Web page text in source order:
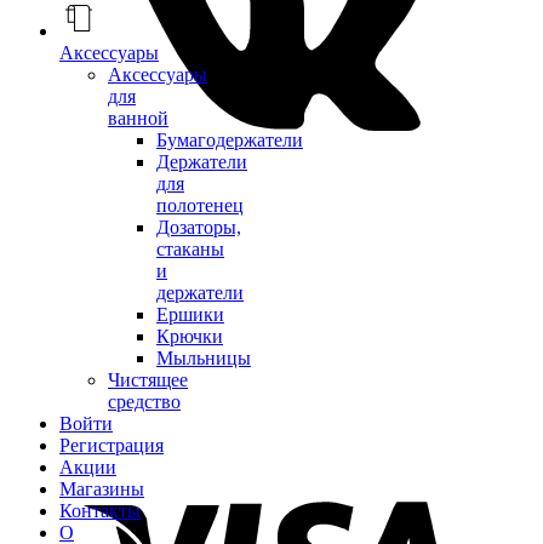
Аксессуары
Аксессуары
для
ванной
Бумагодержатели
Держатели
для
полотенец
Дозаторы,
стаканы
и
держатели
Ершики
Крючки
Мыльницы
Чистящее
средство
Войти
Регистрация
Акции
Магазины
Контакты
О